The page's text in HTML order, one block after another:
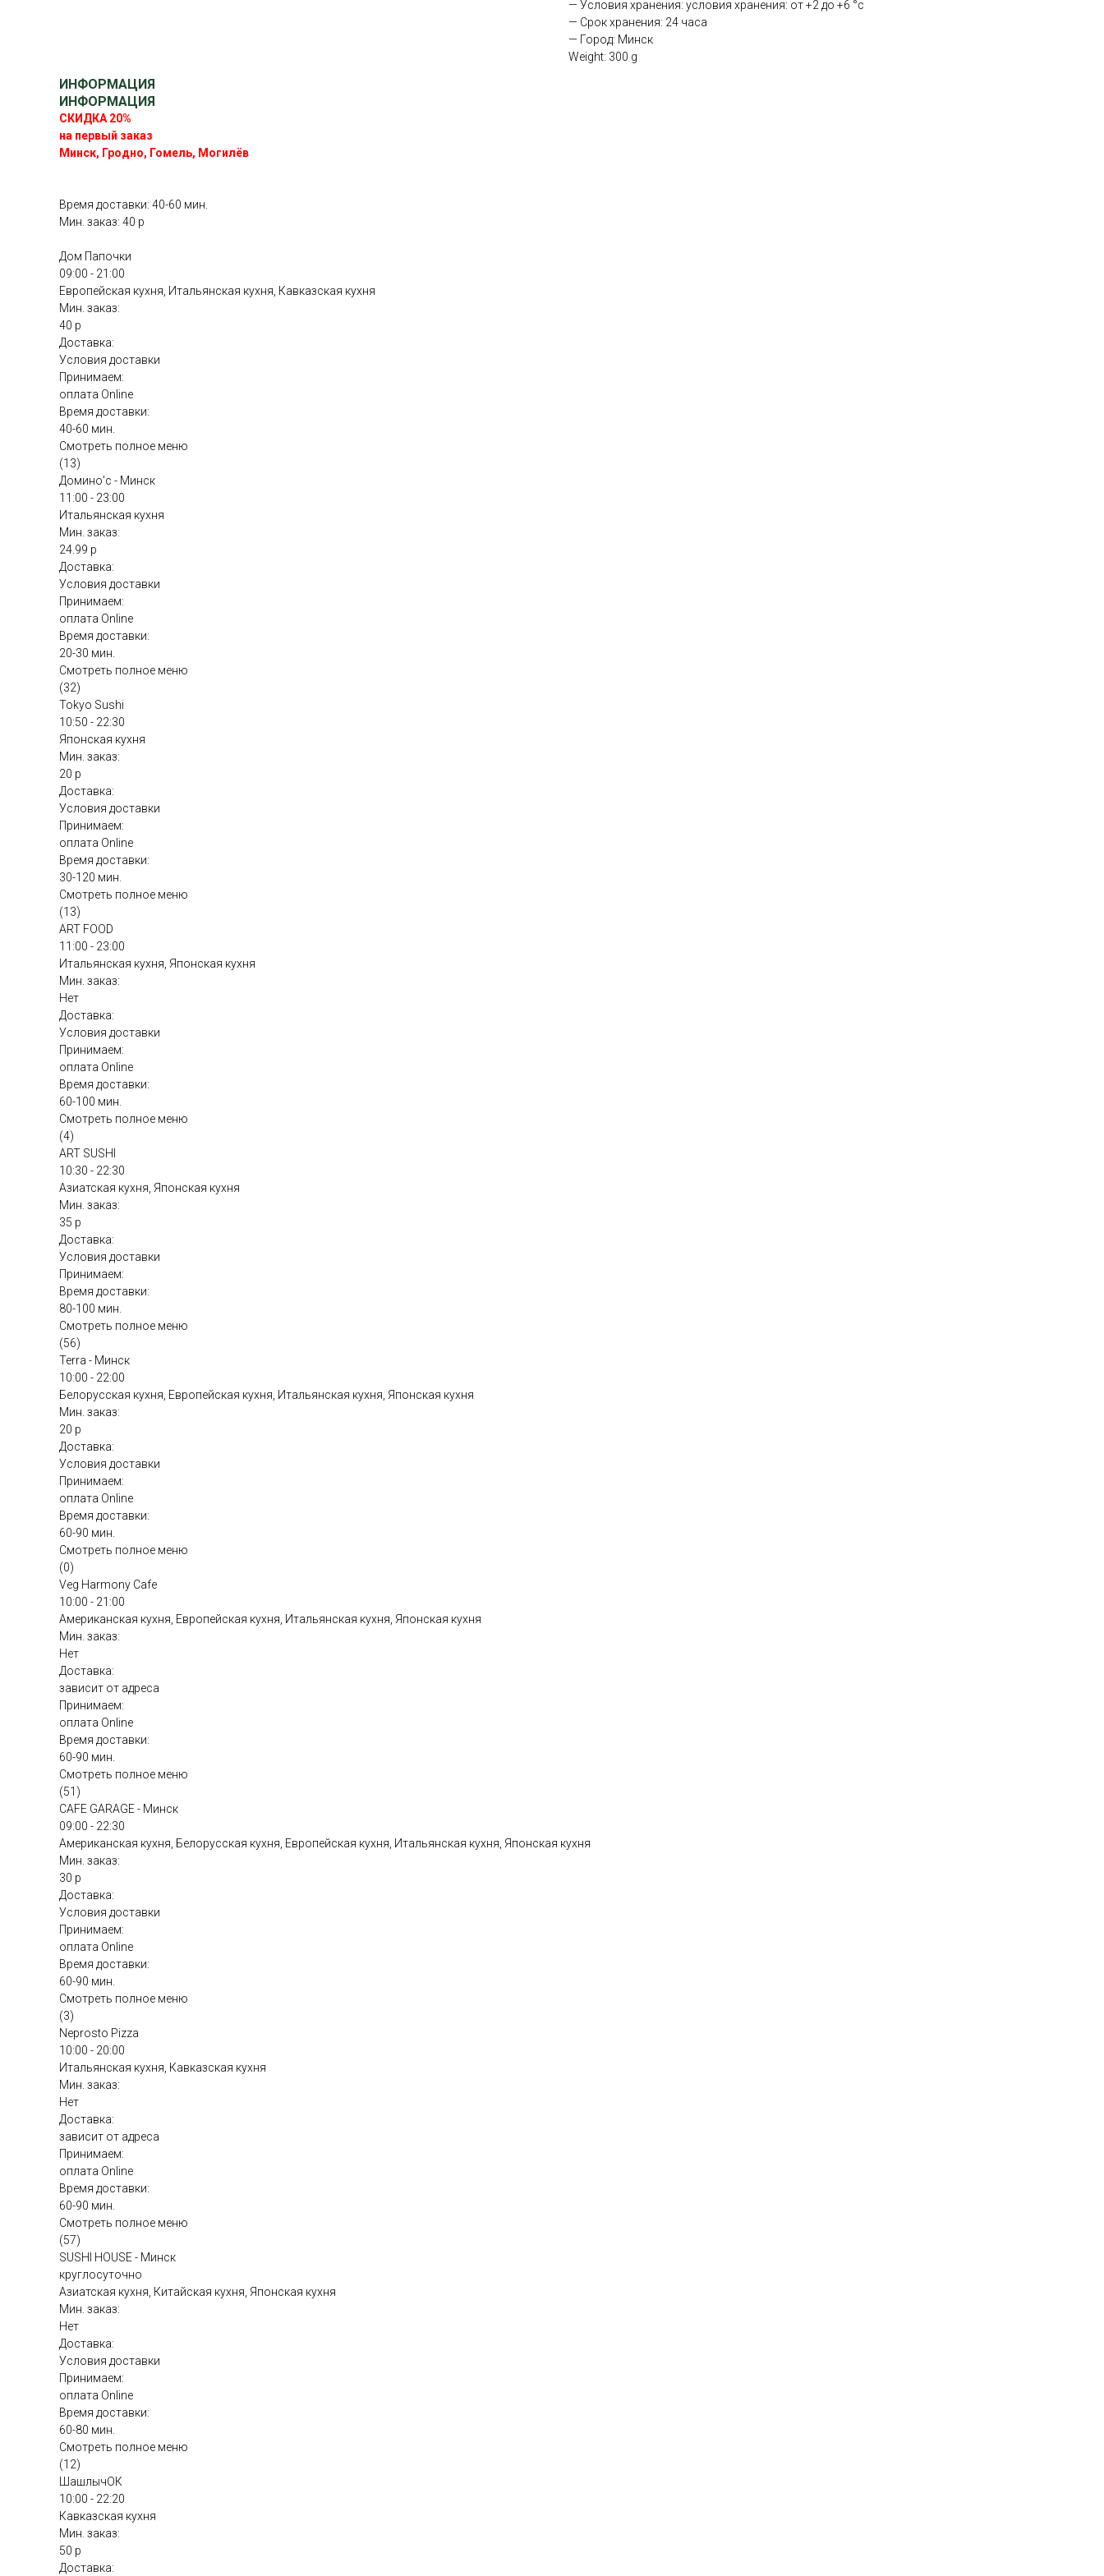
— Условия хранения: условия хранения: от +2 до +6 °с
— Срок хранения: 24 часа
— Город: Минск
Weight: 300 g
ИНФОРМАЦИЯ
ИНФОРМАЦИЯ
СКИДКА 20%
на первый заказ
Минск, Гродно, Гомель, Могилёв
Время доставки: 40-60 мин.
Мин. заказ: 40 р
Дом Папочки
09:00 - 21:00
Европейская кухня, Итальянская кухня, Кавказская кухня
Мин. заказ:
40 р
Доставка:
Условия доставки
Принимаем:
оплата Online
Время доставки:
40-60 мин.
Смотреть полное меню
(13)
Домино'с - Минск
11:00 - 23:00
Итальянская кухня
Мин. заказ:
24.99 р
Доставка:
Условия доставки
Принимаем:
оплата Online
Время доставки:
20-30 мин.
Смотреть полное меню
(32)
Tokyo Sushi
10:50 - 22:30
Японская кухня
Мин. заказ:
20 р
Доставка:
Условия доставки
Принимаем:
оплата Online
Время доставки:
30-120 мин.
Смотреть полное меню
(13)
ART FOOD
11:00 - 23:00
Итальянская кухня, Японская кухня
Мин. заказ:
Нет
Доставка:
Условия доставки
Принимаем:
оплата Online
Время доставки:
60-100 мин.
Смотреть полное меню
(4)
ART SUSHI
10:30 - 22:30
Азиатская кухня, Японская кухня
Мин. заказ:
35 р
Доставка:
Условия доставки
Принимаем:
Время доставки:
80-100 мин.
Смотреть полное меню
(56)
Terra - Минск
10:00 - 22:00
Белорусская кухня, Европейская кухня, Итальянская кухня, Японская кухня
Мин. заказ:
20 р
Доставка:
Условия доставки
Принимаем:
оплата Online
Время доставки:
60-90 мин.
Смотреть полное меню
(0)
Veg Harmony Cafe
10:00 - 21:00
Американская кухня, Европейская кухня, Итальянская кухня, Японская кухня
Мин. заказ:
Нет
Доставка:
зависит от адреса
Принимаем:
оплата Online
Время доставки:
60-90 мин.
Смотреть полное меню
(51)
CAFE GARAGE - Минск
09:00 - 22:30
Американская кухня, Белорусская кухня, Европейская кухня, Итальянская кухня, Японская кухня
Мин. заказ:
30 р
Доставка:
Условия доставки
Принимаем:
оплата Online
Время доставки:
60-90 мин.
Смотреть полное меню
(3)
Neprosto Pizza
10:00 - 20:00
Итальянская кухня, Кавказская кухня
Мин. заказ:
Нет
Доставка:
зависит от адреса
Принимаем:
оплата Online
Время доставки:
60-90 мин.
Смотреть полное меню
(57)
SUSHI HOUSE - Минск
круглосуточно
Азиатская кухня, Китайская кухня, Японская кухня
Мин. заказ:
Нет
Доставка:
Условия доставки
Принимаем:
оплата Online
Время доставки:
60-80 мин.
Смотреть полное меню
(12)
ШашлычОК
10:00 - 22:20
Кавказская кухня
Мин. заказ:
50 р
Доставка: